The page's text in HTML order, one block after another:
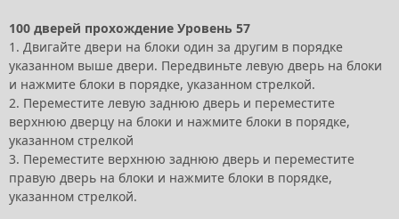
100 дверей прохождение Уровень 57
1. Двигайте двери на блоки один за другим в порядке
указанном выше двери. Передвиньте левую дверь на блоки
и нажмите блоки в порядке, указанном стрелкой.
2. Переместите левую заднюю дверь и переместите
верхнюю дверцу на блоки и нажмите блоки в порядке,
указанном стрелкой
3. Переместите верхнюю заднюю дверь и переместите
правую дверь на блоки и нажмите блоки в порядке,
указанном стрелкой.